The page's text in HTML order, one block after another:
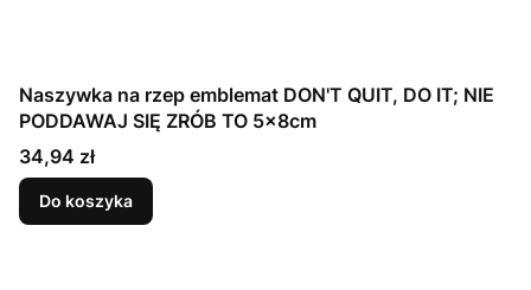
Naszywka na rzep emblemat DON'T QUIT, DO IT; NIE
PODDAWAJ SIĘ ZRÓB TO 5x8cm
Cena
34,94 zł
Do koszyka